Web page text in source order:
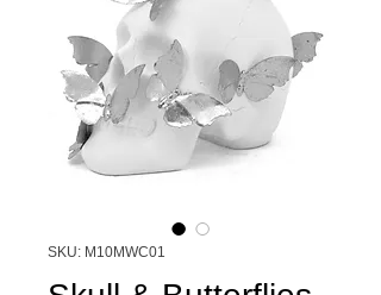
SKU: M10MWC01